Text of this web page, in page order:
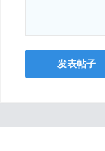
发表帖子